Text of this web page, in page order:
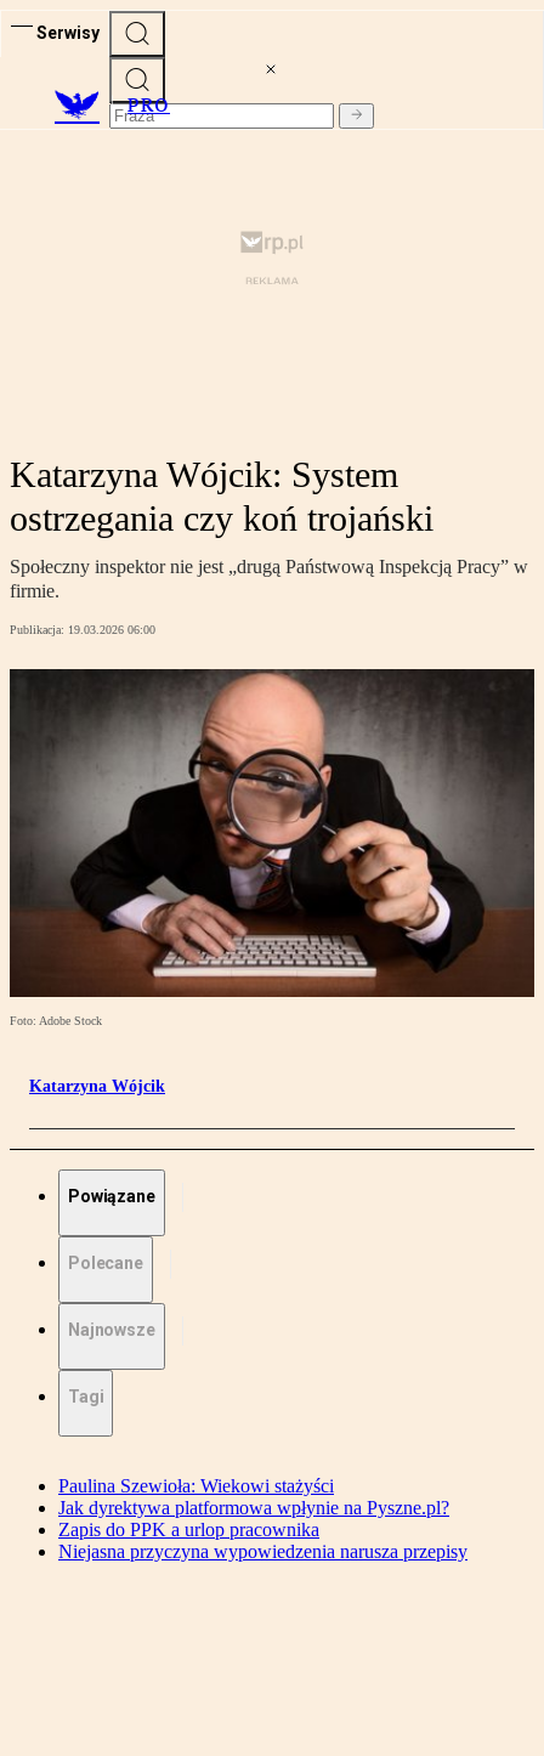
Serwisy
PRO
Katarzyna Wójcik: System
ostrzegania czy koń trojański
Społeczny inspektor nie jest „drugą Państwową Inspekcją Pracy” w
firmie.
Publikacja: 19.03.2026 06:00
Foto: Adobe Stock
Katarzyna Wójcik
Powiązane
Polecane
Najnowsze
Tagi
Paulina Szewioła: Wiekowi stażyści
Jak dyrektywa platformowa wpłynie na Pyszne.pl?
Zapis do PPK a urlop pracownika
Niejasna przyczyna wypowiedzenia narusza przepisy